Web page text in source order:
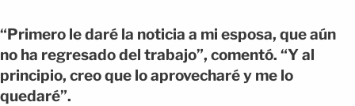
“Primero le daré la noticia a mi esposa, que aún
no ha regresado del trabajo”, comentó. “Y al
principio, creo que lo aprovecharé y me lo
quedaré”.